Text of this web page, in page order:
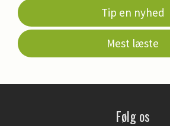
Tip en nyhed
Mest læste
Følg os